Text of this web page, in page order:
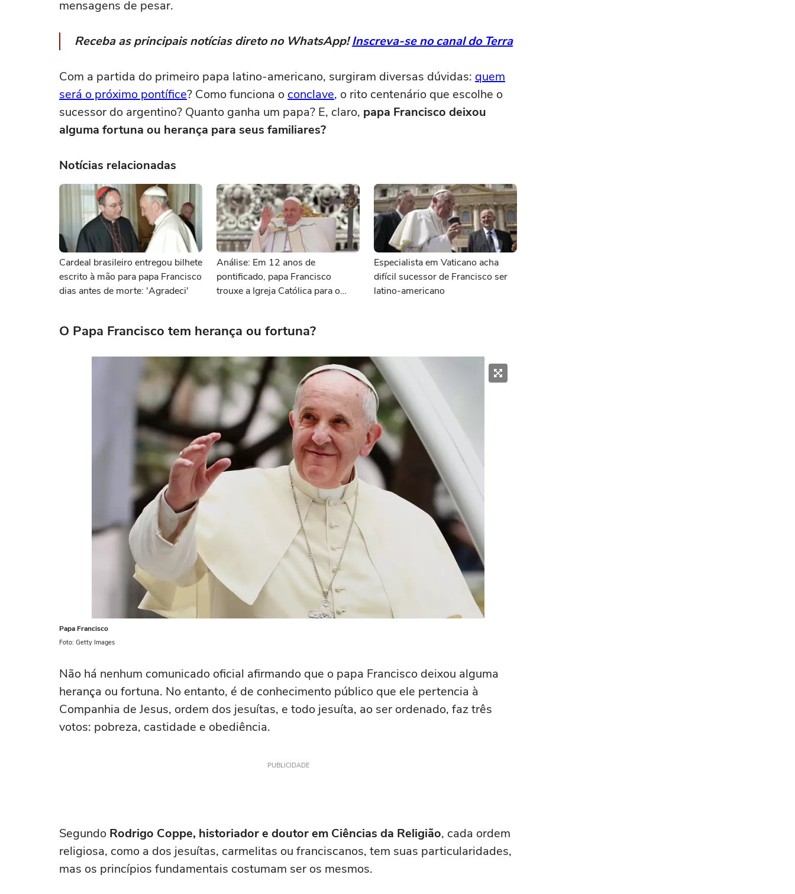
mensagens de pesar.
Receba as principais notícias direto no WhatsApp!Inscreva-se no canal do Terra
Com a partida do primeiro papa latino-americano, surgiram diversas dúvidas: quem
será o próximo pontífice? Como funciona o conclave, o rito centenário que escolhe o
sucessor do argentino? Quanto ganha um papa? E, claro, papa Francisco deixou
alguma fortuna ou herança para seus familiares?
Notícias relacionadas
Cardeal brasileiro entregou bilhete
escrito à mão para papa Francisco
dias antes de morte: 'Agradeci'
Análise: Em 12 anos de
pontificado, papa Francisco
trouxe a Igreja Católica para o
Especialista em Vaticano acha
difícil sucessor de Francisco ser
latino-americano
O Papa Francisco tem herança ou fortuna?
Papa Francisco
Foto: Getty Images
Não há nenhum comunicado oficial afirmando que o papa Francisco deixou alguma
herança ou fortuna. No entanto, é de conhecimento público que ele pertencia à
Companhia de Jesus, ordem dos jesuítas, e todo jesuíta, ao ser ordenado, faz três
votos: pobreza, castidade e obediência.
PUBLICIDADE
Segundo Rodrigo Coppe, historiador e doutor em Ciências da Religião, cada ordem
religiosa, como a dos jesuítas, carmelitas ou franciscanos, tem suas particularidades,
mas os princípios fundamentais costumam ser os mesmos.